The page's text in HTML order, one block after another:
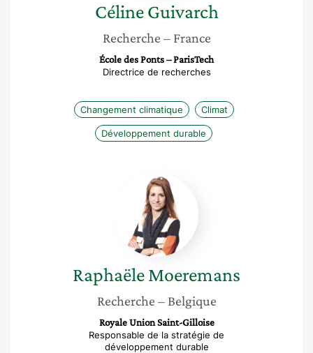
Céline Guivarch
Recherche – France
École des Ponts – ParisTech
Directrice de recherches
Changement climatique Climat
Développement durable
Raphaële
Moeremans
RaphaëleMoeremans
Recherche – Belgique
Royale Union Saint-Gilloise
Responsable de la stratégie de
développement durable